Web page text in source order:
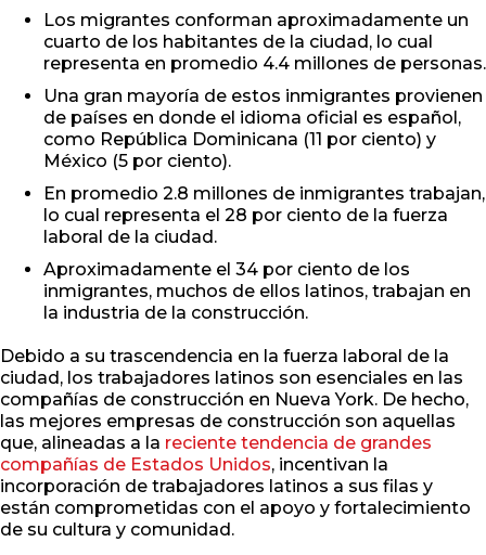
Los migrantes conforman aproximadamente un
cuarto de los habitantes de la ciudad, lo cual
representa en promedio 4.4 millones de personas.
Una gran mayoría de estos inmigrantes provienen
de países en donde el idioma oficial es español,
como República Dominicana (11 por ciento) y
México (5 por ciento).
En promedio 2.8 millones de inmigrantes trabajan,
lo cual representa el 28 por ciento de la fuerza
laboral de la ciudad.
Aproximadamente el 34 por ciento de los
inmigrantes, muchos de ellos latinos, trabajan en
la industria de la construcción.
Debido a su trascendencia en la fuerza laboral de la
ciudad, los trabajadores latinos son esenciales en las
compañías de construcción en Nueva York. De hecho,
las mejores empresas de construcción son aquellas
que, alineadas a la reciente tendencia de grandes
compañías de Estados Unidos, incentivan la
incorporación de trabajadores latinos a sus filas y
están comprometidas con el apoyo y fortalecimiento
de su cultura y comunidad.